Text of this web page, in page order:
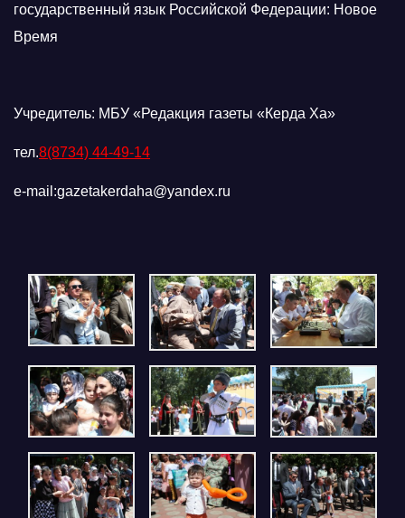
государственный язык Российской Федерации: Новое
Время
Учредитель: МБУ «Редакция газеты «Керда Ха»
тел.8(8734) 44-49-14
e-mail:gazetakerdaha@yandex.ru